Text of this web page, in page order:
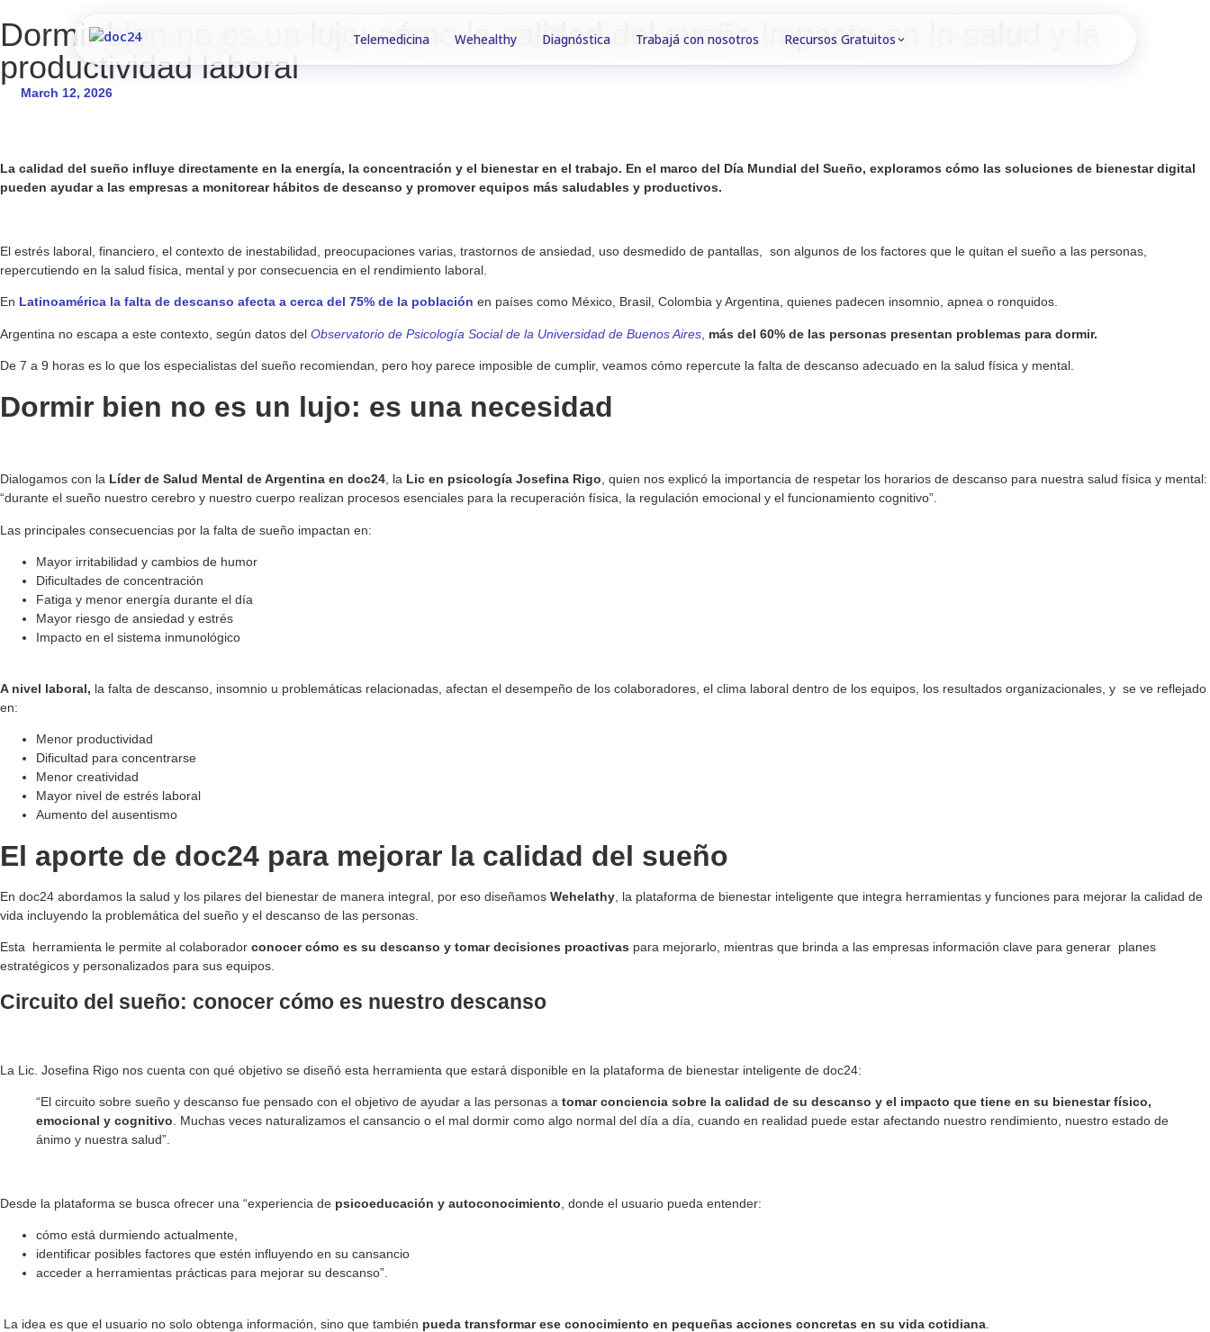
Telemedicina Wehealthy Diagnóstica Trabajá con nosotros Recursos Gratuitos
Dormir bien no es un lujo: cómo la calidad del sueño impacta en la salud y la
productividad laboral
March 12, 2026
La calidad del sueño influye directamente en la energía, la concentración y el bienestar en el trabajo. En el marco del Día Mundial del Sueño, exploramos cómo las soluciones de bienestar digital
pueden ayudar a las empresas a monitorear hábitos de descanso y promover equipos más saludables y productivos.
El estrés laboral, financiero, el contexto de inestabilidad, preocupaciones varias, trastornos de ansiedad, uso desmedido de pantallas, son algunos de los factores que le quitan el sueño a las personas,
repercutiendo en la salud física, mental y por consecuencia en el rendimiento laboral.
En Latinoamérica la falta de descanso afecta a cerca del 75% de la población en países como México, Brasil, Colombia y Argentina, quienes padecen insomnio, apnea o ronquidos
Argentina no escapa a este contexto, según datos del Observatorio de Psicología Social de la Universidad de Buenos Aires más del 60% de las personas presentan problemas para dormir.
De 7 a 9 horas es lo que los especialistas del sueño recomiendan, pero hoy parece imposible de cumplir, veamos cómo repercute la falta de descanso adecuado en la salud física y mental.
Dormir bien no es un lujo: es una necesidad
Dialogamos con la Líder de Salud Mental de Argentina en doc24, la Lic en psicología Josefina Rigo, quien nos explicó la importancia de respetar los horarios de descanso para nuestra salud física y mental:
“durante el sueño nuestro cerebro y nuestro cuerpo realizan procesos esenciales para la recuperación física, la regulación emocional y el funcionamiento cognitivo”.
Las principales consecuencias por la falta de sueño impactan en:
Mayor irritabilidad y cambios de humor
Dificultades de concentración
Fatiga y menor energía durante el día
Mayor riesgo de ansiedad y estrés
Impacto en el sistema inmunológico
A nivel laboral, la falta de descanso, insomnio u problemáticas relacionadas, afectan el desempeño de los colaboradores, el clima laboral dentro de los equipos, los resultados organizacionales, y se ve reflejado
en:
Menor productividad
Dificultad para concentrarse
Menor creatividad
Mayor nivel de estrés laboral
Aumento del ausentismo
El aporte de doc24 para mejorar la calidad del sueño
En doc24 abordamos la salud y los pilares del bienestar de manera integral, por eso diseñamos Wehelathy , la plataforma de bienestar inteligente que integra herramientas y funciones para mejorar la calidad de
vida incluyendo la problemática del sueño y el descanso de las personas.
Esta herramienta le permite al colaborador conocer cómo es su descanso y tomar decisiones proactivas para mejorarlo, mientras que brinda a las empresas información clave para generar planes
estratégicos y personalizados para sus equipos.
Circuito del sueño: conocer cómo es nuestro descanso
La Lic. Josefina Rigo nos cuenta con qué objetivo se diseñó esta herramienta que estará disponible en la plataforma de bienestar inteligente de doc24:
“El circuito sobre sueño y descanso fue pensado con el objetivo de ayudar a las personas a tomar conciencia sobre la calidad de su descanso y el impacto que tiene en su bienestar físico,
emocional y cognitivo . Muchas veces naturalizamos el cansancio o el mal dormir como algo normal del día a día, cuando en realidad puede estar afectando nuestro rendimiento, nuestro estado de
ánimo y nuestra salud”.
Desde la plataforma se busca ofrecer una “experiencia de psicoeducación y autoconocimiento , donde el usuario pueda entender:
cómo está durmiendo actualmente,
identificar posibles factores que estén influyendo en su cansancio
acceder a herramientas prácticas para mejorar su descanso”.
La idea es que el usuario no solo obtenga información, sino que también pueda transformar ese conocimiento en pequeñas acciones concretas en su vida cotidiana